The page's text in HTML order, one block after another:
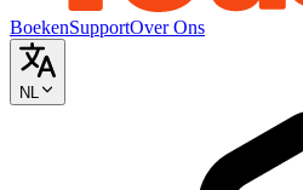
BoekenSupportOver Ons
NL